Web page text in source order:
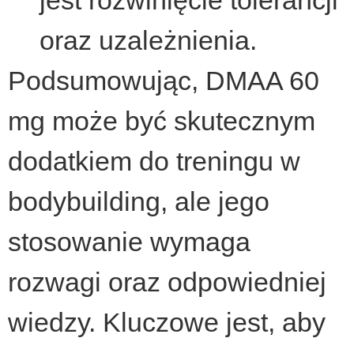
oraz uzależnienia.
Podsumowując, DMAA 60
mg może być skutecznym
dodatkiem do treningu w
bodybuilding, ale jego
stosowanie wymaga
rozwagi oraz odpowiedniej
wiedzy. Kluczowe jest, aby